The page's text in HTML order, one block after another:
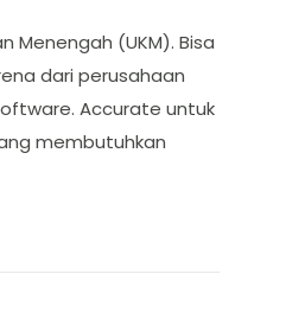
Menengah (UKM). Bisa
dari perusahaan
Accurate untuk
membutuhkan